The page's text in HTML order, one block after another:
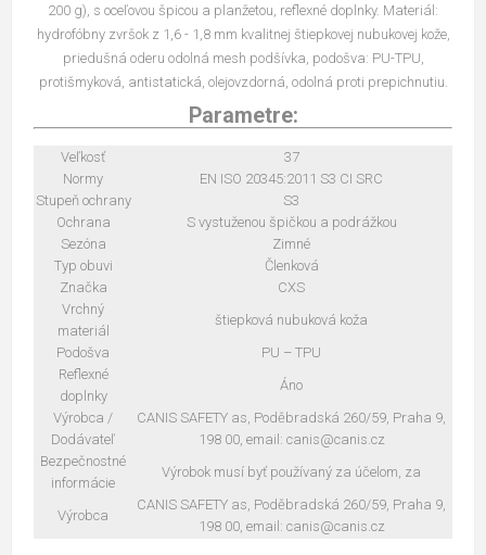
200 g), s oceľovou špicou a planžetou, reflexné doplnky. Materiál:
hydrofóbny zvršok z 1,6 - 1,8 mm kvalitnej štiepkovej nubukovej kože,
priedušná oderu odolná mesh podšívka, podošva: PU-TPU,
protišmyková, antistatická, olejovzdorná, odolná proti prepichnutiu.
Parametre:
Veľkosť
37
Normy
EN ISO 20345:2011 S3 CI SRC
Stupeň ochrany
S3
Ochrana
S vystuženou špičkou a podrážkou
Sezóna
Zimné
Typ obuvi
Členková
Značka
CXS
Vrchný
materiál
štiepková nubuková koža
Podošva
PU – TPU
Reflexné
doplnky
Áno
Výrobca /
Dodávateľ
CANIS SAFETY as, Poděbradská 260/59, Praha 9,
198 00, email: canis@canis.cz
Bezpečnostné
informácie
Výrobok musí byť používaný za účelom, za
Výrobca
CANIS SAFETY as, Poděbradská 260/59, Praha 9,
198 00, email: canis@canis.cz